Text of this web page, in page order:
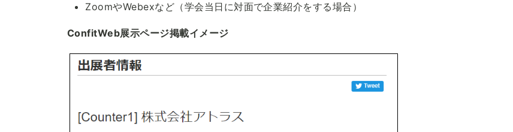
ZoomやWebexなど（学会当日に対面で企業紹介をする場合）
ConfitWeb展示ページ掲載イメージ